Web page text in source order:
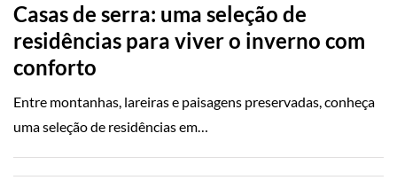
Casas de serra: uma seleção de
residências para viver o inverno com
conforto
Entre montanhas, lareiras e paisagens preservadas, conheça
uma seleção de residências em…